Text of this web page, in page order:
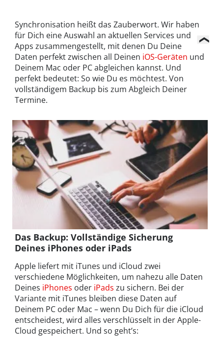
Synchronisation heißt das Zauberwort. Wir haben
für Dich eine Auswahl an aktuellen Services und
Apps zusammengestellt, mit denen Du Deine
Daten perfekt zwischen all Deinen iOS-Geräten und
Deinem Mac oder PC abgleichen kannst. Und
perfekt bedeutet: So wie Du es möchtest. Von
vollständigem Backup bis zum Abgleich Deiner
Termine.
Das Backup: Vollständige Sicherung
Deines iPhones oder iPads
Apple liefert mit iTunes und iCloud zwei
verschiedene Möglichkeiten, um nahezu alle Daten
Deines iPhones oder iPads zu sichern. Bei der
Variante mit iTunes bleiben diese Daten auf
Deinem PC oder Mac – wenn Du Dich für die iCloud
entscheidest, wird alles verschlüsselt in der Apple-
Cloud gespeichert. Und so geht’s: